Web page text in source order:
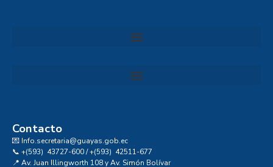
Contacto
💌 Info.secretaria@guayas.gob.ec
📞 +(593) 43727-600 / +(593) 42511-677
📍 Av. Juan Illingworth 108 y Av. Simón Bolívar